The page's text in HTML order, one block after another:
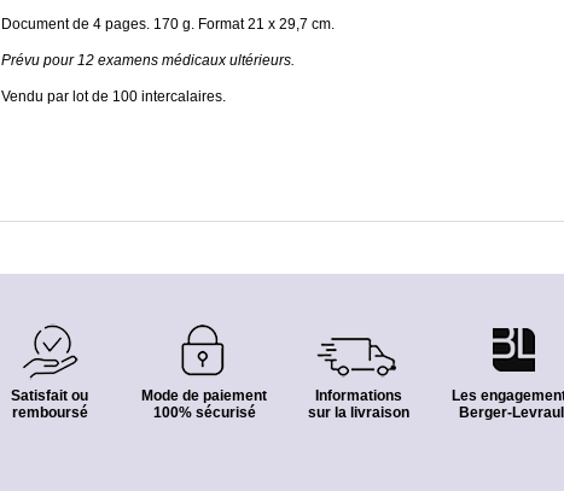
Document de 4 pages. 170 g. Format 21 x 29,7 cm.
Prévu pour 12 examens médicaux ultérieurs.
Vendu par lot de 100 intercalaires.
Satisfait ou
remboursé
Mode de paiement
100% sécurisé
Informations
sur la livraison
Les
Berger-